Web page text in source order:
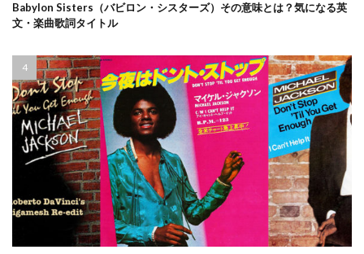
Babylon Sisters（バビロン・シスターズ）その意味とは？気になる英
文・楽曲歌詞タイトル